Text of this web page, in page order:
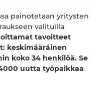
painotetaan yritysten
valituilla
tavoitteet
keskimääräinen
koko 34 henkilöä. Se
uutta työpaikkaa